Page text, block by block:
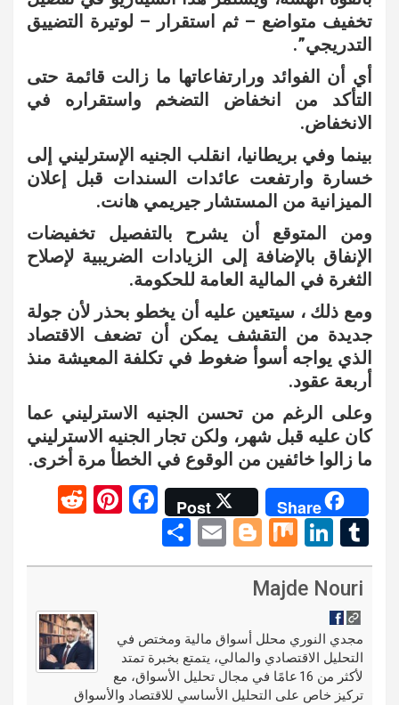
تخفيف متواضع – ثم استقرار – لوتيرة التضييق
التدريجي”.
أي أن الفوائد ورارتفاعاتها ما زالت قائمة حتى
التأكد من انخفاض التضخم واستقراره في
الانخفاض.
بينما وفي بريطانيا، انقلب الجنيه الإسترليني إلى
خسارة وارتفعت عائدات السندات قبل إعلان
الميزانية من المستشار جيريمي هانت.
ومن المتوقع أن يشرح بالتفصيل تخفيضات
الإنفاق بالإضافة إلى الزيادات الضريبية لإصلاح
الثغرة في المالية العامة للحكومة.
ومع ذلك ، سيتعين عليه أن يخطو بحذر لأن جولة
جديدة من التقشف يمكن أن تضعف الاقتصاد
الذي يواجه أسوأ ضغوط في تكلفة المعيشة منذ
أربعة عقود.
وعلى الرغم من تحسن الجنيه الاسترليني عما
كان عليه قبل شهر، ولكن تجار الجنيه الاسترليني
ما زالوا خائفين من الوقوع في الخطأ مرة أخرى.
Share
Post
F
ce
o
k
Pi
er
t
d
t
T
u
m
bl
r
Li
n
ke
n
M
ix
Bl
o
er
E
m
h
Majde Nouri
مجدي النوري محلل أسواق مالية ومختص في
التحليل الاقتصادي والمالي، يتمتع بخبرة تمتد
لأكثر من 16 عامًا في مجال تحليل الأسواق، مع
تركيز خاص على التحليل الأساسي للاقتصاد والأسواق